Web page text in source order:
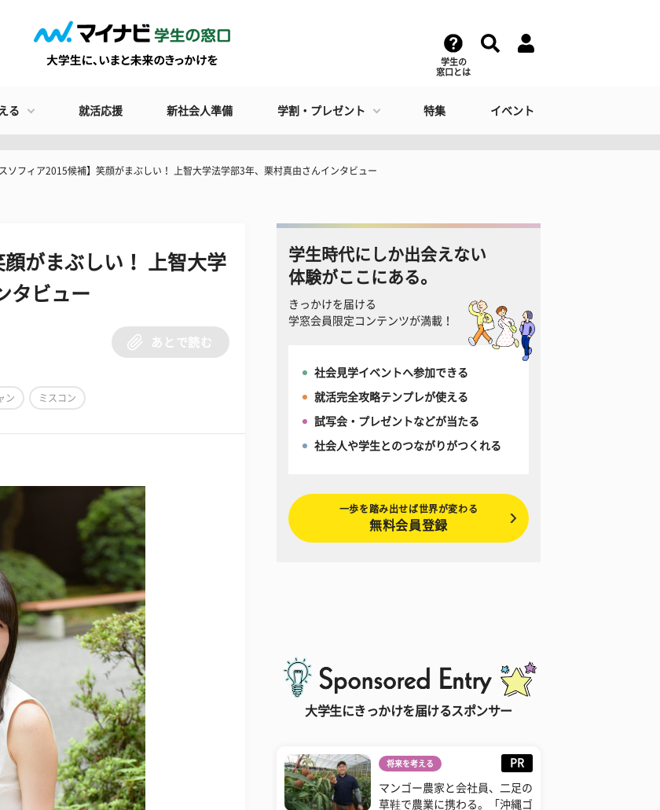
学生の
窓口とは
る 就活応援 新社会人準備 学割・プレゼント 特集 イベント
スソフィア2015候補】笑顔がまぶしい！ 上智大学法学部3年、栗村真由さんインタビュー
顔がまぶしい！ 上智大学
タビュー
あとで読む
ン ミスコン
学生時代にしか出会えない
体験がここにある。
きっかけを届ける
学窓会員限定コンテンツが満載！
社会見学イベントへ参加できる
就活完全攻略テンプレが使える
試写会・プレゼントなどが当たる
社会人や学生とのつながりがつくれる
一歩を踏み出せば世界が変わる
無料会員登録
大学生にきっかけを届けるスポンサー
将来を考える PR
マンゴー農家と会社員、二足の
草鞋で農業に携わる。「沖縄ゴ